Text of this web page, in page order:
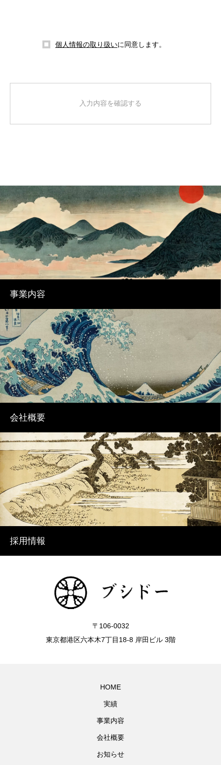
個人情報の取り扱いに同意します。
入力内容を確認する
事業内容
会社概要
採用情報
〒106-0032
東京都港区六本木7丁目18-8 岸田ビル 3階
HOME
実績
事業内容
会社概要
お知らせ